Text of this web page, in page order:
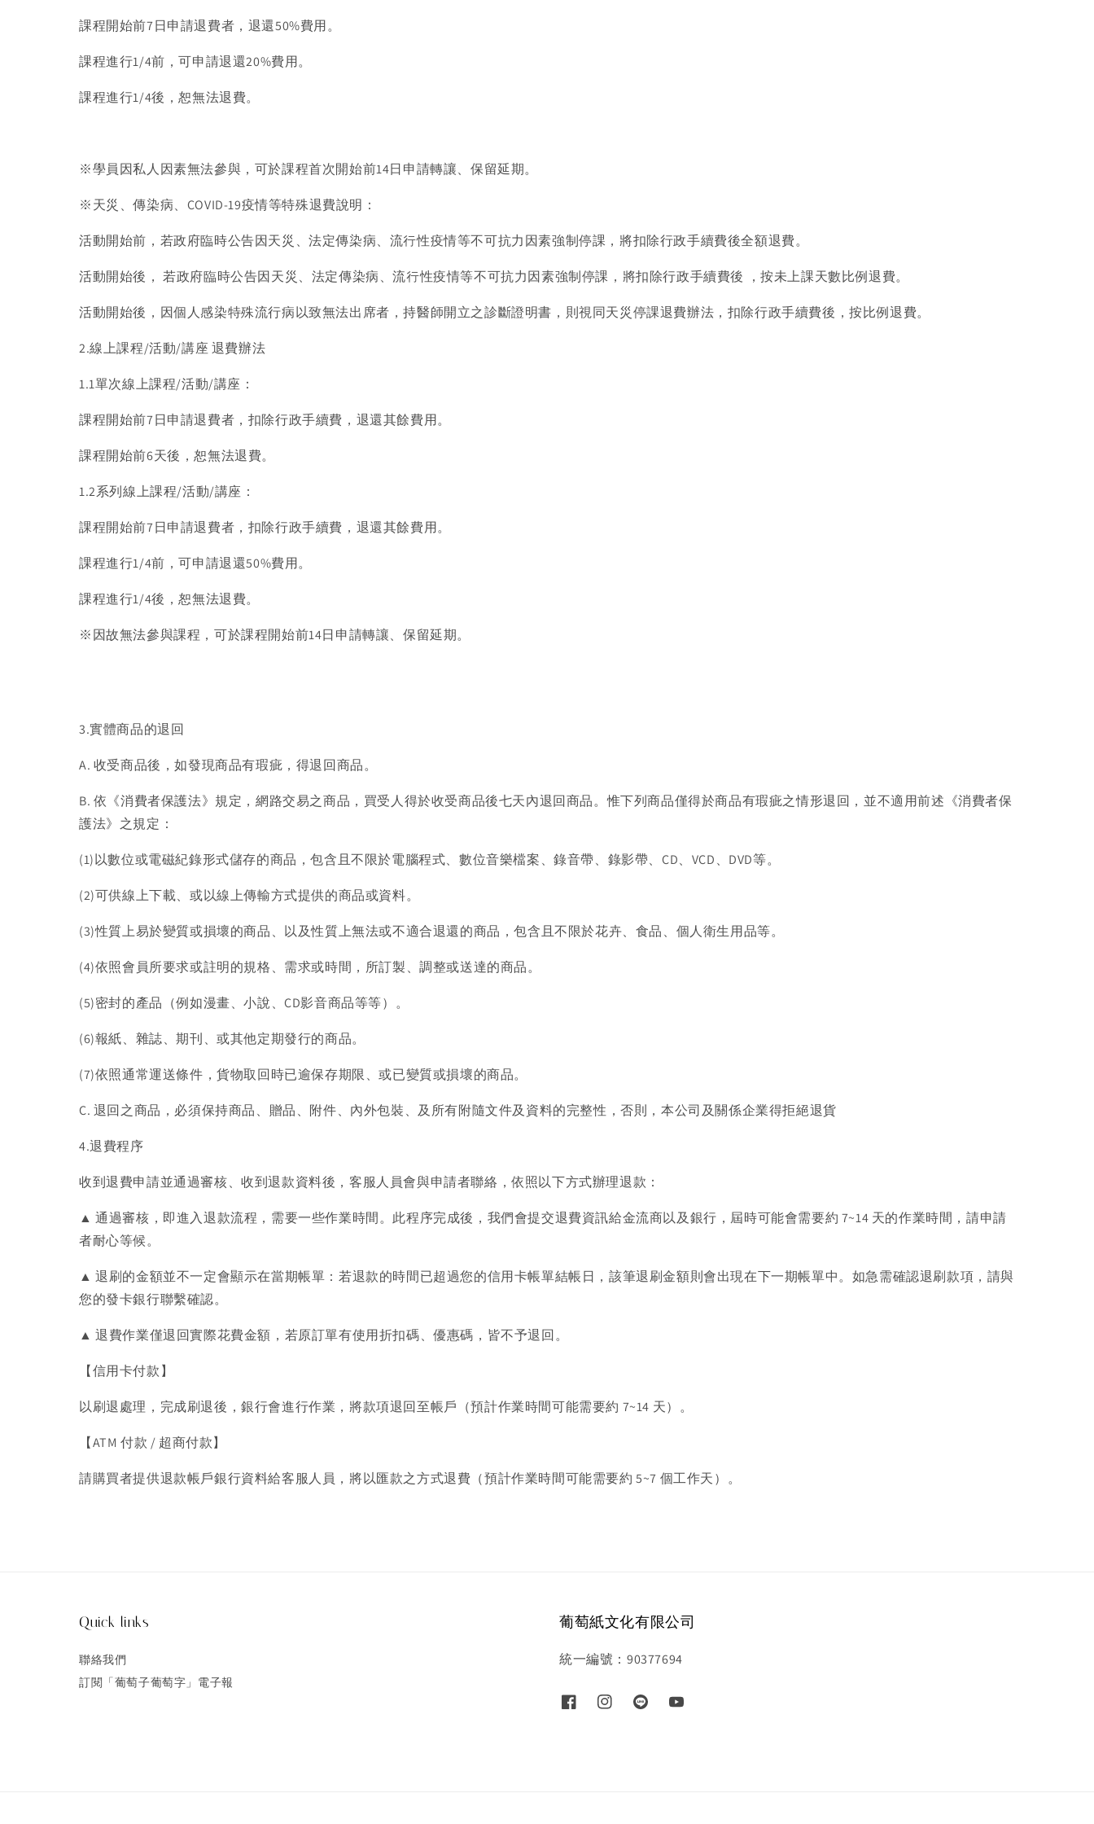
課程開始前7日申請退費者，退還50%費用。
課程進行1/4前，可申請退還20%費用。
課程進行1/4後，恕無法退費。
※學員因私人因素無法參與，可於課程首次開始前14日申請轉讓、保留延期。
※天災、傳染病、COVID-19疫情等特殊退費說明：
活動開始前，若政府臨時公告因天災、法定傳染病、流行性疫情等不可抗力因素強制停課，將扣除行政手續費後全額退費。
活動開始後， 若政府臨時公告因天災、法定傳染病、流行性疫情等不可抗力因素強制停課，將扣除行政手續費後 ，按未上課天數比例退費。
活動開始後，因個人感染特殊流行病以致無法出席者，持醫師開立之診斷證明書，則視同天災停課退費辦法，扣除行政手續費後，按比例退費。
2.線上課程/活動/講座 退費辦法
1.1單次線上課程/活動/講座：
課程開始前7日申請退費者，扣除行政手續費，退還其餘費用。
課程開始前6天後，恕無法退費。
1.2系列線上課程/活動/講座：
課程開始前7日申請退費者，扣除行政手續費，退還其餘費用。
課程進行1/4前，可申請退還50%費用。
課程進行1/4後，恕無法退費。
※因故無法參與課程，可於課程開始前14日申請轉讓、保留延期。
3.實體商品的退回
A. 收受商品後，如發現商品有瑕疵，得退回商品。
B. 依《消費者保護法》規定，網路交易之商品，買受人得於收受商品後七天內退回商品。惟下列商品僅得於商品有瑕疵之情形退回，並不適用前述《消費者保
護法》之規定：
(1)以數位或電磁紀錄形式儲存的商品，包含且不限於電腦程式、數位音樂檔案、錄音帶、錄影帶、CD、VCD、DVD等。
(2)可供線上下載、或以線上傳輸方式提供的商品或資料。
(3)性質上易於變質或損壞的商品、以及性質上無法或不適合退還的商品，包含且不限於花卉、食品、個人衛生用品等。
(4)依照會員所要求或註明的規格、需求或時間，所訂製、調整或送達的商品。
(5)密封的產品（例如漫畫、小說、CD影音商品等等）。
(6)報紙、雜誌、期刊、或其他定期發行的商品。
(7)依照通常運送條件，貨物取回時已逾保存期限、或已變質或損壞的商品。
C. 退回之商品，必須保持商品、贈品、附件、內外包裝、及所有附隨文件及資料的完整性，否則，本公司及關係企業得拒絕退貨
4.退費程序
收到退費申請並通過審核、收到退款資料後，客服人員會與申請者聯絡，依照以下方式辦理退款：
▲ 通過審核，即進入退款流程，需要一些作業時間。此程序完成後，我們會提交退費資訊給金流商以及銀行，屆時可能會需要約 7~14 天的作業時間，請申請
者耐心等候。
▲ 退刷的金額並不一定會顯示在當期帳單：若退款的時間已超過您的信用卡帳單結帳日，該筆退刷金額則會出現在下一期帳單中。如急需確認退刷款項，請與
您的發卡銀行聯繫確認。
▲ 退費作業僅退回實際花費金額，若原訂單有使用折扣碼、優惠碼，皆不予退回。
【信用卡付款】
以刷退處理，完成刷退後，銀行會進行作業，將款項退回至帳戶（預計作業時間可能需要約 7~14 天）。
【ATM 付款 / 超商付款】
請購買者提供退款帳戶銀行資料給客服人員，將以匯款之方式退費（預計作業時間可能需要約 5~7 個工作天）。
Quick links
聯絡我們
訂閱「葡萄子葡萄字」電子報
葡萄紙文化有限公司
統一編號：90377694